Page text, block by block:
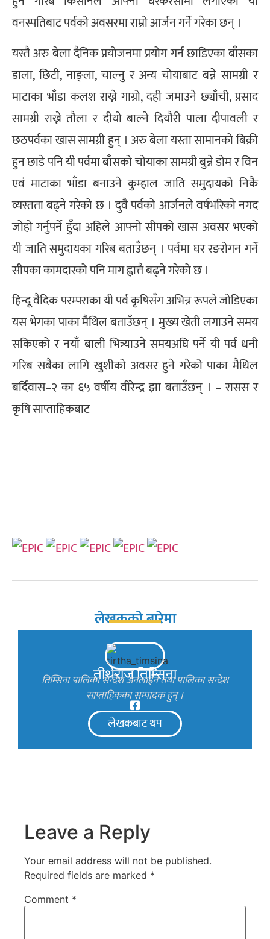
वनस्पतिबाट पर्वको अवसरमा राम्रो आर्जन गर्ने गरेका छन् ।
यस्तै अरु बेला दैनिक प्रयोजनमा प्रयोग गर्न छाडिएका बाँसका
डाला, छिटी, नाङ्ला, चाल्नु र अन्य चोयाबाट बन्ने सामग्री र
माटाका भाँडा कलश राख्ने गाग्रो, दही जमाउने छ्याँची, प्रसाद
सामग्री राख्ने तौला र दीयो बाल्ने दियौरी पाला दीपावली र
छठपर्वका खास सामग्री हुन् । अरु बेला यस्ता सामानको बिक्री
हुन छाडे पनि यी पर्वमा बाँसको चोयाका सामग्री बुन्ने डोम र विन
एवं माटाका भाँडा बनाउने कुम्हाल जाति समुदायको निकै
व्यस्तता बढ्ने गरेको छ । दुवै पर्वको आर्जनले वर्षभरिको नगद
जोहो गर्नुपर्ने हुँदा अहिले आफ्नो सीपको खास अवसर भएको
यी जाति समुदायका गरिब बताउँछन् । पर्वमा घर रङरोगन गर्ने
सीपका कामदारको पनि माग ह्वात्तै बढ्ने गरेको छ ।
हिन्दू वैदिक परम्पराका यी पर्व कृषिसँग अभिन्न रूपले जोडिएका
यस भेगका पाका मैथिल बताउँछन् । मुख्य खेती लगाउने समय
सकिएको र नयाँ बाली भित्र्याउने समयअघि पर्ने यी पर्व धनी
गरिब सबैका लागि खुशीको अवसर हुने गरेको पाका मैथिल
बर्दिवास–२ का ६५ वर्षीय वीरेन्द्र झा बताउँछन् । – रासस र
कृषि साप्ताहिकबाट
लेखकको बारेमा
तीर्थराज तिम्सिना
तिम्सिना पालिका सन्देश अनलाइन तथा पालिका सन्देश
साप्ताहिकका सम्पादक हुन् ।
लेखकबाट थप
Leave a Reply
Your email address will not be published.
Required fields are marked *
Comment *